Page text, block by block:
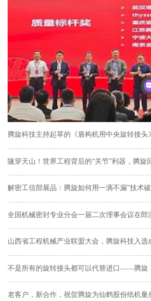
腾旋科技主持起草的《盾构机用中央旋转接头
隧穿天山！世界工程背后的“关节”利器，腾旋
解密工信部展品：腾旋如何用一滴不漏"技术
全国机械密封专业分会一届二次理事会议在郎
山西省工程机械产业联盟大会，腾旋科技入选
不是所有的旋转接头都可以代替进口——腾旋
老客户，新合作，祝贺腾旋为仙鹤股份纸机